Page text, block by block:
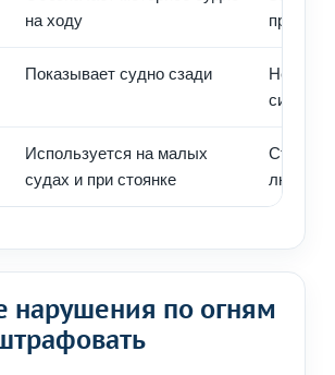
на ходу
Показывает судно сзади
Не
сиденья
Используется на малых
судах и при стоянке
Стоит
людьми
нарушения по огням